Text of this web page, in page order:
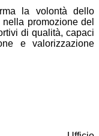
la volontà dello
promozione del
di qualità, capaci
e valorizzazione